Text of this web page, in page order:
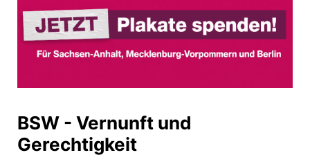
BSW - Vernunft und
Gerechtigkeit